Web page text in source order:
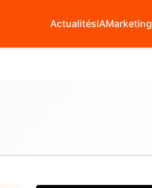
ActualitésIAMarketing